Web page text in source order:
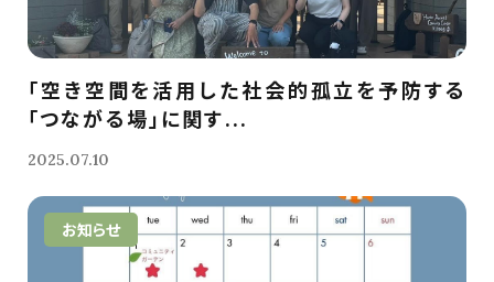
「空き空間を活用した社会的孤立を予防する
「つながる場」に関す...
2025.07.10
お知らせ